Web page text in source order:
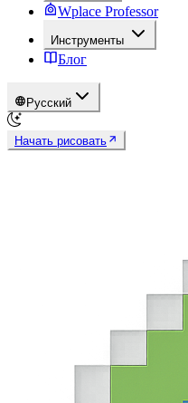
Wplace Professor
Инструменты
Блог
Русский
Начать рисовать